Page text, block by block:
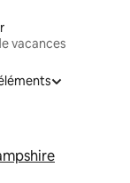
vacances